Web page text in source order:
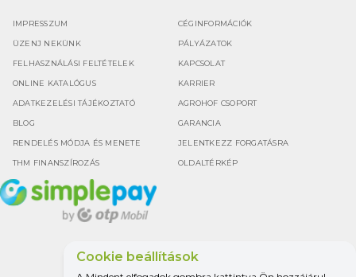
IMPRESSZUM CÉGINFORMÁCIÓK
ÜZENJ NEKÜNK PÁLYÁZATOK
FELHASZNÁLÁSI FELTÉTELEK KAPCSOLAT
ONLINE KATALÓGUS KARRIER
ADATKEZELÉSI TÁJÉKOZTATÓ AGROHOF CSOPORT
BLOG GARANCIA
RENDELÉS MÓDJA ÉS MENETE JELENTKEZZ FORGATÁSRA
THM FINANSZÍROZÁS OLDALTÉRKÉP
Cookie beállítások